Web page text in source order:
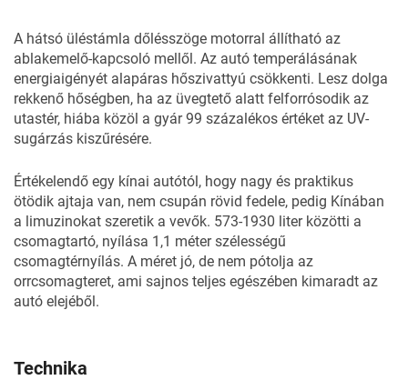
A hátsó üléstámla dőlésszöge motorral állítható az
ablakemelő-kapcsoló mellől. Az autó temperálásának
energiaigényét alapáras hőszivattyú csökkenti. Lesz dolga
rekkenő hőségben, ha az üvegtető alatt felforrósodik az
utastér, hiába közöl a gyár 99 százalékos értéket az UV-
sugárzás kiszűrésére.
Értékelendő egy kínai autótól, hogy nagy és praktikus
ötödik ajtaja van, nem csupán rövid fedele, pedig Kínában
a limuzinokat szeretik a vevők. 573-1930 liter közötti a
csomagtartó, nyílása 1,1 méter szélességű
csomagtérnyílás. A méret jó, de nem pótolja az
orrcsomagteret, ami sajnos teljes egészében kimaradt az
autó elejéből.
Technika